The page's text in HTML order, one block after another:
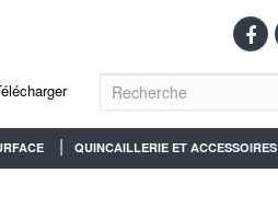
QUINCAILLERIE ET ACCESSOIRES